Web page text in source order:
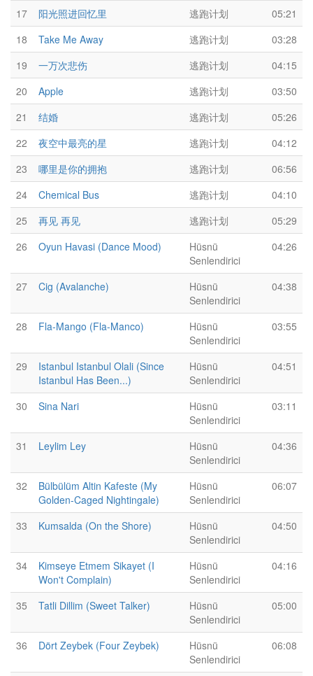
17
阳光照进回忆里 逃跑计划
05:21
18
Take Me Away 逃跑计划
03:28
19
一万次悲伤 逃跑计划
04:15
20
Apple 逃跑计划
03:50
21
结婚 逃跑计划
05:26
22
夜空中最亮的星 逃跑计划
04:12
23
哪里是你的拥抱 逃跑计划
06:56
24
Chemical Bus 逃跑计划
04:10
25
再见 再见 逃跑计划
05:29
26
Oyun Havasi (Dance Mood)
Hüsnü
Senlendirici
04:26
27 Cig (Avalanche)
Hüsnü
Senlendirici
04:38
28 Fla-Mango (Fla-Manco)
Hüsnü
Senlendirici
03:55
29
Istanbul Istanbul Olali (Since
Istanbul Has Been...)
Hüsnü
Senlendirici
04:51
30 Sina Nari
Hüsnü
Senlendirici
03:11
31 Leylim Ley
Hüsnü
Senlendirici
04:36
32
Bülbülüm Altin Kafeste (My
Golden-Caged Nightingale)
Hüsnü
Senlendirici
06:07
33 Kumsalda (On the Shore)
Hüsnü
Senlendirici
04:50
34
Kimseye Etmem Sikayet (I
Won't Complain)
Hüsnü
Senlendirici
04:16
35 Tatli Dillim (Sweet Talker)
Hüsnü
Senlendirici
05:00
36 Dört Zeybek (Four Zeybek)
Hüsnü
Senlendirici
06:08